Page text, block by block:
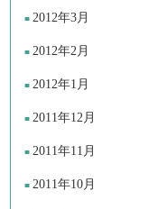
2012年3月
2012年2月
2012年1月
2011年12月
2011年11月
2011年10月